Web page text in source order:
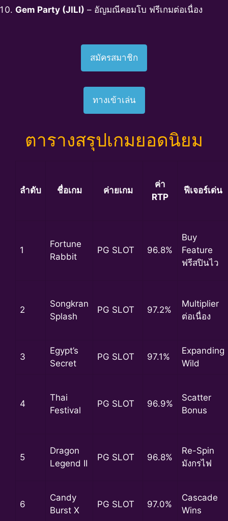
Gem Party (JILI) – อัญมณีคอมโบ ฟรีเกมต่อเนื่อง
สมัครสมาชิก
ทางเข้าเล่น
ตารางสรุปเกมยอดนิยม
ลำดับ ชื่อเกม ค่ายเกม
ค่า
RTP
ฟีเจอร์เด่น
1
Fortune
Rabbit
PG SLOT 96.8%
Buy
Feature
ฟรีสปินไว
2
Songkran
Splash
PG SLOT 97.2%
Multiplier
ต่อเนื่อง
3
Egypt’s
Secret
PG SLOT 97.1%
Expanding
Wild
4
Thai
Festival
PG SLOT 96.9%
Scatter
Bonus
5
Dragon
Legend II
PG SLOT 96.8%
Re-Spin
มังกรไฟ
6
Candy
Burst X
PG SLOT 97.0%
Cascade
Wins